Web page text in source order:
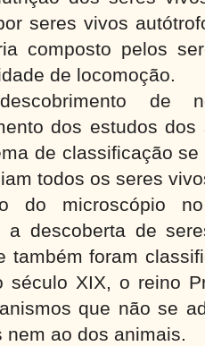
seres vivos
composto pelos
de locomoção.
de
dos estudos
de classificação
todos os seres
do microscópio
a descoberta de
também foram
século XIX, o reino
que não se
nem ao dos animais.